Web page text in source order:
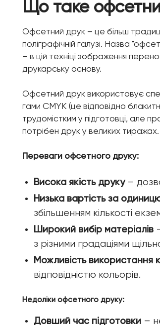
Що таке
Офсетний друк – це більш
поліграфічній галузі. Назва
– в цій техніці зображення
друкарську основу.
Офсетний друк використовує
гами CMYK (це відповідно
трудомістким у підготовці, але
потрібен друк у великих тиражах.
Переваги офсетного друку:
Висока якість друку–
Низька вартість за
збільшенням кількості
Широкий вибір матеріалів
з різними градаціями
Можливість використання
відповідністю кольорів.
Недоліки офсетного друку:
Довший час підготовки –